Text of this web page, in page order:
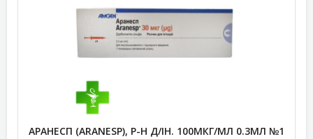
АРАНЕСП (ARANESP), Р-Н Д/ІН. 100МКГ/МЛ 0.3МЛ №1